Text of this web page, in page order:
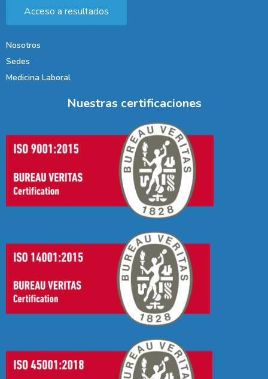
Acceso a resultados
Nosotros
Sedes
Medicina Laboral
Nuestras certificaciones